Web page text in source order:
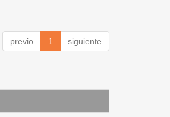
previo 1 siguiente